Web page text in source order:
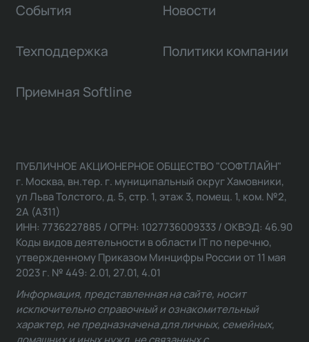
События Новости
Техподдержка Политики компании
Приемная Softline
ПУБЛИЧНОЕ АКЦИОНЕРНОЕ ОБЩЕСТВО "СОФТЛАЙН"
г. Москва, вн.тер. г. муниципальный округ Хамовники,
ул Льва Толстого, д. 5, стр. 1, этаж 3, помещ. 1, ком. №2,
2А (А311)
ИНН: 7736227885 / ОГРН: 1027736009333 / ОКВЭД: 46.90
Коды видов деятельности в области IT по перечню,
утвержденному Приказом Минцифры России от 11 мая
2023 г. № 449: 2.01, 27.01, 4.01
Информация, представленная на сайте, носит
исключительно справочный и ознакомительный
характер, не предназначена для личных, семейных,